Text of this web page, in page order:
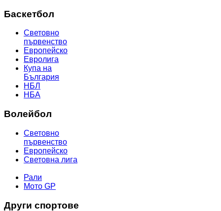
Баскетбол
Световно
първенство
Европейско
Евролига
Купа на
България
НБЛ
НБА
Волейбол
Световно
първенство
Европейско
Световна лига
Рали
Мото GP
Други спортове